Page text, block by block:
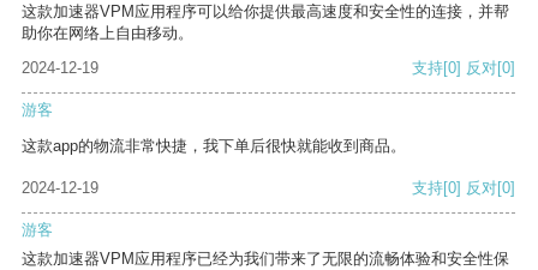
这款加速器VPM应用程序可以给你提供最高速度和安全性的连接，并帮
助你在网络上自由移动。
2024-12-19
支持[0] 反对[0]
游客
这款app的物流非常快捷，我下单后很快就能收到商品。
2024-12-19 支持[0] 反对[0]
游客
这款加速器VPM应用程序已经为我们带来了无限的流畅体验和安全性保